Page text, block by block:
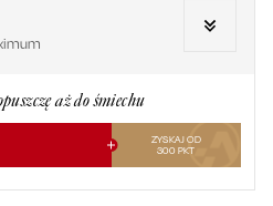
aż do śmiechu
ZYSKAJ OD
300 PKT